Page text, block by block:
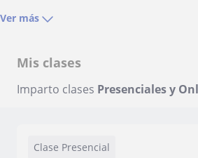
Ver más
Mis clases
Imparto clases Presenciales y
Clase Presencial